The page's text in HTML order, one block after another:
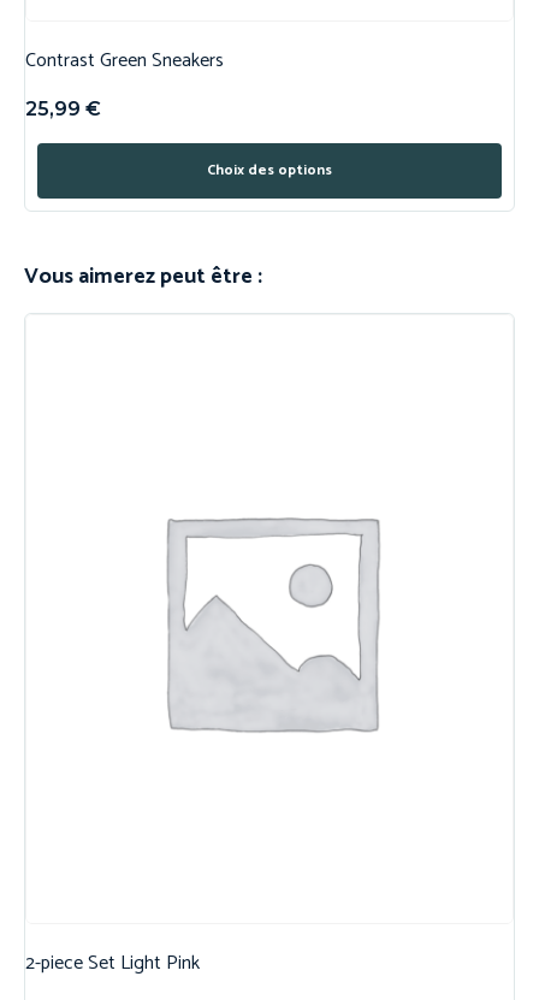
Contrast Green Sneakers
25,99 €
Choix des options
Vous aimerez peut être :
2-piece Set Light Pink